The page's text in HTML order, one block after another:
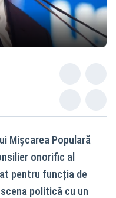
Mișcarea Populară
onorific al
pentru funcția de
politică cu un